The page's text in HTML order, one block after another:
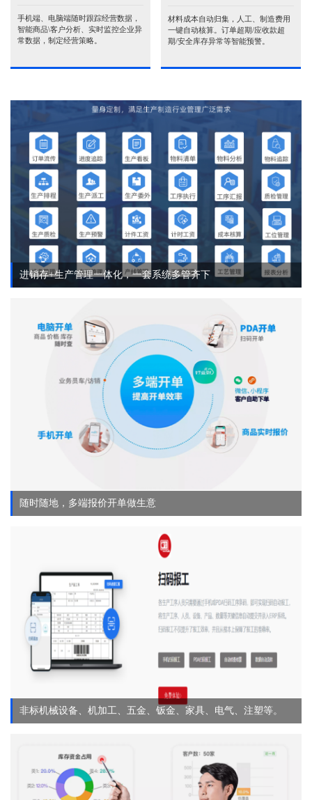
手机端、电脑端随时跟踪经营数据，
智能商品\客户分析、实时监控企业异
常数据，制定经营策略。
材料成本自动归集，人工、制造费用
一键自动核算。订单超期/应收款超
期/安全库存异常等智能预警。
进销存+生产管理一体化，一套系统多管齐下
随时随地，多端报价开单做生意
非标机械设备、机加工、五金、钣金、家具、电气、注塑等。